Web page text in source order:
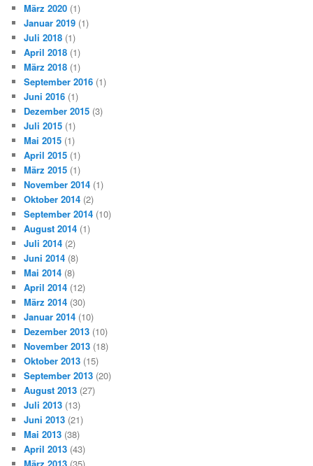
März 2020 (1)
Januar 2019 (1)
Juli 2018 (1)
April 2018 (1)
März 2018 (1)
September 2016 (1)
Juni 2016 (1)
Dezember 2015 (3)
Juli 2015 (1)
Mai 2015 (1)
April 2015 (1)
März 2015 (1)
November 2014 (1)
Oktober 2014 (2)
September 2014 (10)
August 2014 (1)
Juli 2014 (2)
Juni 2014 (8)
Mai 2014 (8)
April 2014 (12)
März 2014 (30)
Januar 2014 (10)
Dezember 2013 (10)
November 2013 (18)
Oktober 2013 (15)
September 2013 (20)
August 2013 (27)
Juli 2013 (13)
Juni 2013 (21)
Mai 2013 (38)
April 2013 (43)
März 2013 (35)